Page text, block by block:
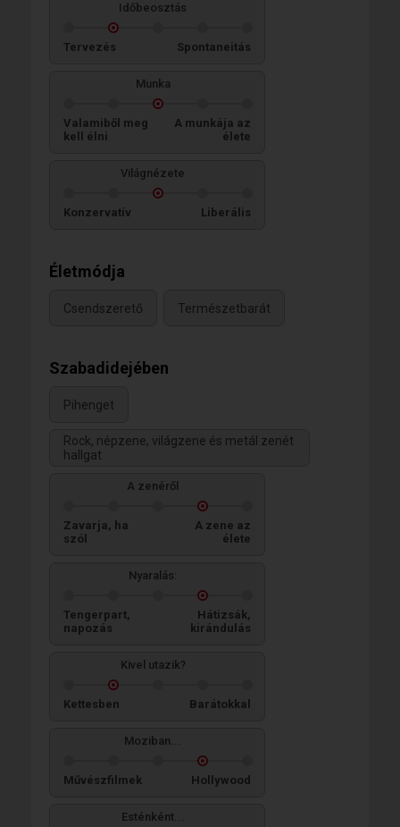
Időbeosztás
Tervezés Spontaneitás
Munka
Valamiből meg
kell élni
A munkája az
élete
Világnézete
Konzervatív Liberális
Életmódja
Csendszerető Természetbarát
Szabadidejében
Pihenget
Rock, népzene, világzene és metál zenét
hallgat
A zenéről
Zavarja, ha
szól
A zene az
élete
Nyaralás:
Tengerpart,
napozás
Hátizsák,
kirándulás
Kivel utazik?
Kettesben Barátokkal
Moziban...
Művészfilmek Hollywood
Esténként...